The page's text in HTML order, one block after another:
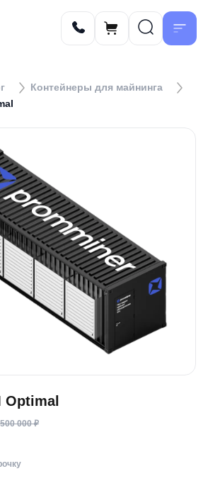
Контейнеры для майнинга
Optimal
000 ₽